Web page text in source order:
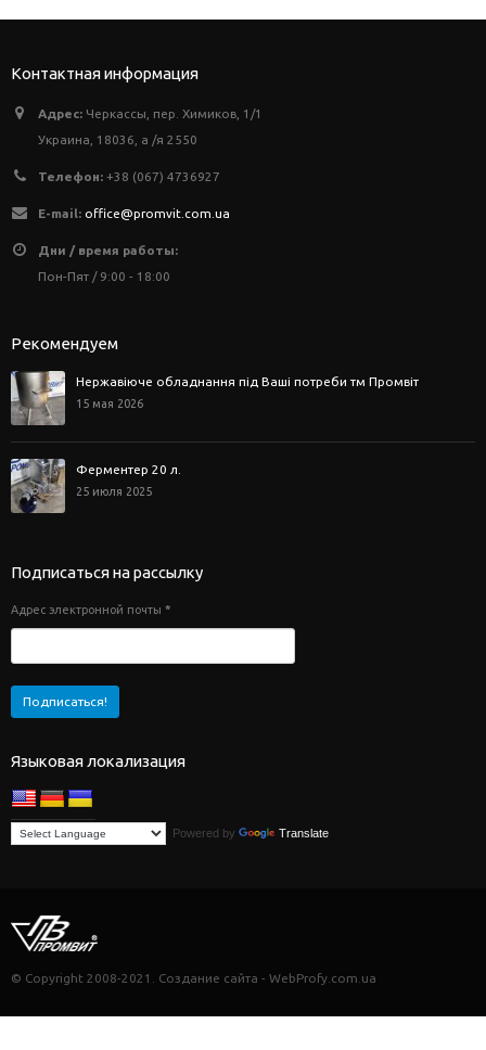
Контактная информация
Адрес: Черкассы, пер. Химиков, 1/1
Украина, 18036, а /я 2550
Телефон: +38 (067) 4736927
E-mail: office@promvit.com.ua
Дни / время работы:
Пон-Пят / 9:00 - 18:00
Рекомендуем
Нержавіюче обладнання під Ваші потреби тм Промвіт
15 мая 2026
Ферментер 20 л.
25 июля 2025
Подписаться на рассылку
Адрес электронной почты *
Языковая локализация
Powered by Translate
© Copyright 2008-2021. Создание сайта - WebProfy.com.ua